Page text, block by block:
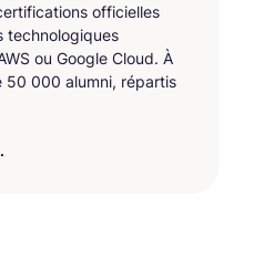
officielles
technologiques
ou Google Cloud. À
50 000 alumni, répartis